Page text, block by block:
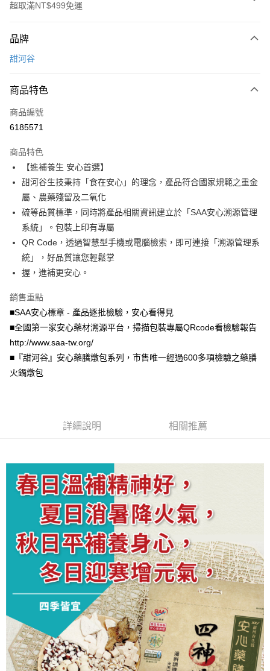
超取滿NT$499免運
信用卡一次付款
3 期 0 利率 每期
合作金庫商業銀行
上海商業儲蓄銀行
臺灣中小企業銀行
匯豐（台灣）商業銀行
聯邦商業銀行
遠東國際商業銀行
元大商業銀行
玉山商業銀行
星展（台灣）商業銀行
台灣樂天信用卡公司
合作金庫商業銀行
上海商業儲蓄銀行
國泰世華商業銀行
匯豐（台灣）商業銀行
華泰商業銀行
聯邦商業銀行
元大商業銀行
永豐商業銀行
玉山商業銀行
台新國際商業銀行
中國信託商業銀行
超商取貨付款
LINE Pay
Apple Pay
街口支付
悠遊付
Google Pay
AFTEE先享後付
相關說明
AFTEE先享後付是「在收到商品之後才付款」的支付方式。 讓您購物簡單
便利好安心！
１．簡單：不需註冊會員、不需綁卡、不需儲值。
２．便利：只要手機號碼，簡訊認證，即可結帳。
３．安心：先確認商品／服務後，再付款。
１．於結帳方式選擇「AFTEE先享後付」後，將跳轉至「AFTEE先享後付」
ATM／網路銀行／等多元方式進行付款，方視為交易完成。
※ 請注意：結帳手續完成當下不需立刻繳費，但若您需要取消訂單，請聯絡
※ 交易是否成功請以「AFTEE先享後付 」之結帳頁面顯示為準，若有關於
是否繳費成功／繳費後需取消欲退款等相關疑問，請聯繫「AFTEE先享後付
客戶支援中心」https://netprotections.freshdesk.com/support/home
【注意事項】
１．透過由恩沛科技股份有限公司提供之「AFTEE先享後付」服務完成之交
易，需依本服務之必要範圍內提供個人資料，並將交易相關給付款項請求債
權轉讓予恩沛科技股份有限公司。
２．關於個人資料處理事宜，請瀏覽以下網址：
https://aftee.tw/terms/#terms3
３．未成年的使用者請事先徵得法定代理人或監護人之同意方可使用
「AFTEE先享後付」，若未經同意申辦者引起之損失，本公司不負相關責
任。
４．使用「AFTEE先享後付」時，將依據個別帳號之用戶狀況，依本公司即
時審查核予不同之上限額度；若仍有額度不足之情形，本公司將視審查結果
請求用戶進行身份認證。
５．嚴禁一人註冊多個帳號或使用他人資訊註冊。若發現惡意使用之情形，
恩沛科技股份有限公司將有權停止該用戶之使用額度並採取法律行動。
ATM付款
運送方式
全家付款取貨
每筆NT$80，滿NT$499(含以上)免運費
付款後全家取貨
7-11取貨付款
每筆NT$80，滿NT$499(含以上)免運費
付款後7-11取貨
每筆NT$80，滿NT$499(含以上)免運費
宅配
每筆NT$100，滿NT$499(含以上)免運費
品牌
甜河谷
商品特色
商品編號
6185571
商品特色
【進補養生 安心首選】
甜河谷生技秉持「食在安心」的理念，產品符合國家規範之重金
屬、農藥殘留及二氧化
硫等品質標準，同時將產品相關資訊建立於「SAA安心溯源管理
系統」。包裝上印有專屬
QR Code，透過智慧型手機或電腦檢索，即可連接「溯源管理系
統」，好品質讓您輕鬆掌
握，進補更安心。
銷售重點
■SAA安心標章 - 產品逐批檢驗，安心看得見
■全國第一家安心藥材溯源平台，掃描包裝專屬QRcode看檢驗報告
http://www.saa-tw.org/
■『甜河谷』安心藥膳燉包系列，市售唯一經過600多項檢驗之藥膳
火鍋燉包
詳細說明 相關推薦